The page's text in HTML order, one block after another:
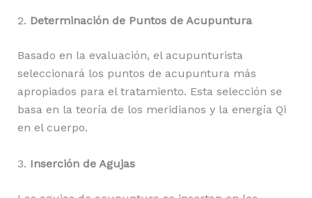
2. Determinación de Puntos de Acupuntura
Basado en la evaluación, el acupunturista
seleccionará los puntos de acupuntura más
apropiados para el tratamiento. Esta selección se
basa en la teoría de los meridianos y la energía Qi
en el cuerpo.
3. Inserción de Agujas